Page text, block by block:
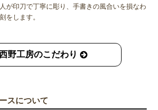
が印刀で丁寧に彫り、手書きの風合いを損なわ
をします。
野工房のこだわり
スについて